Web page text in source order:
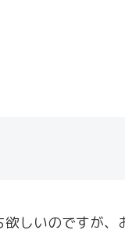
しいのですが、